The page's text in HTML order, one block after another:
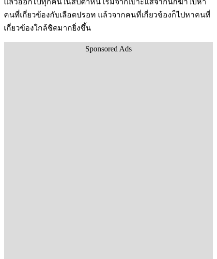
คนที่เกี่ยวข้องกับเลือดปรอท แล้วจากคนที่เกี่ยวข้องก็ไปหาคนที่
เกี่ยวข้องใกล้ชิดมากยิ่งขึ้น
Sponsored Ads